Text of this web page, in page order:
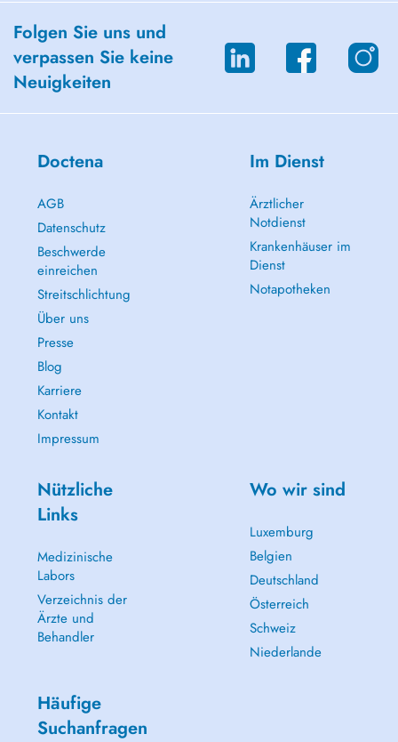
Folgen Sie uns und
verpassen Sie keine
Neuigkeiten
Doctena
AGB
Datenschutz
Beschwerde
einreichen
Streitschlichtung
Über uns
Presse
Blog
Karriere
Kontakt
Impressum
Im Dienst
Ärztlicher
Notdienst
Krankenhäuser im
Dienst
Notapotheken
Nützliche
Links
Medizinische
Labors
Verzeichnis der
Ärzte und
Behandler
Wo wir sind
Luxemburg
Belgien
Deutschland
Österreich
Schweiz
Niederlande
Häufige
Suchanfragen